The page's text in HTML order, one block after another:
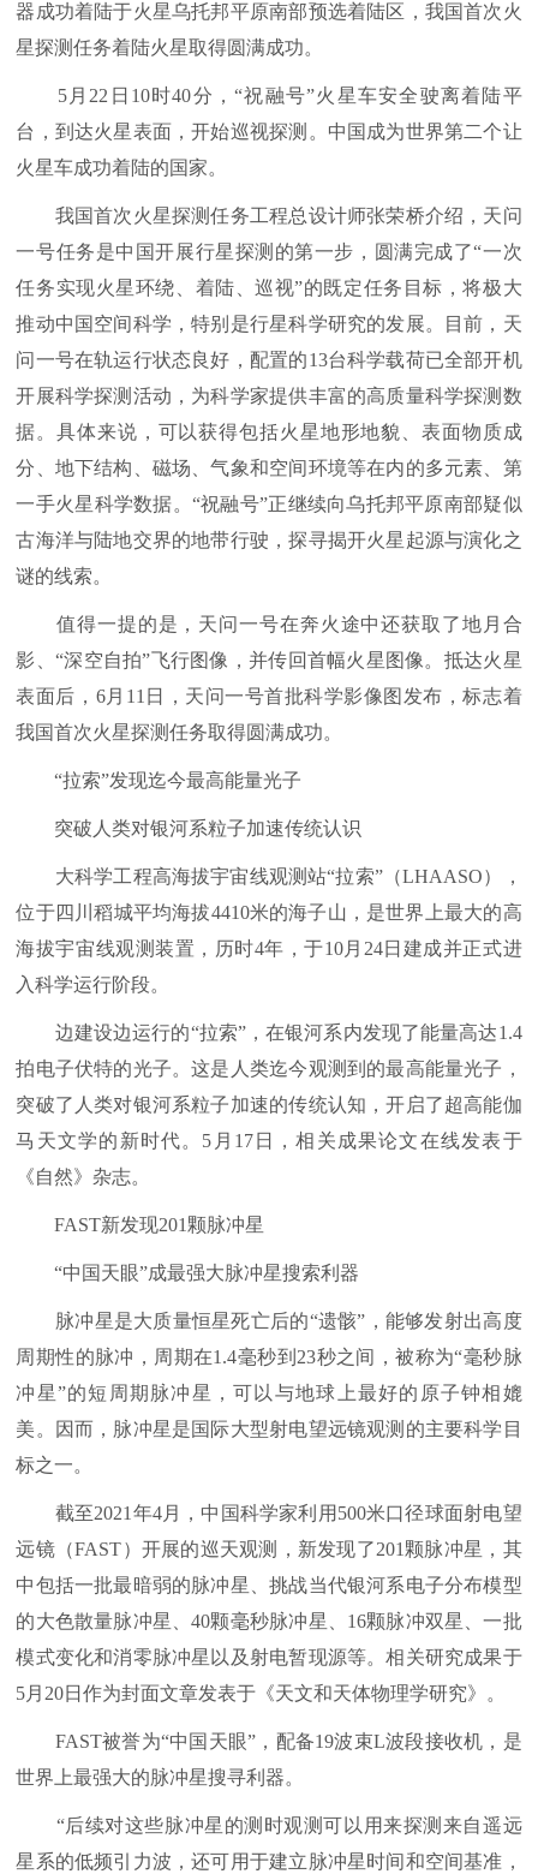
器成功着陆于火星乌托邦平原南部预选着陆区，我国首次火
星探测任务着陆火星取得圆满成功。
5月22日10时40分，“祝融号”火星车安全驶离着陆平
台，到达火星表面，开始巡视探测。中国成为世界第二个让
火星车成功着陆的国家。
我国首次火星探测任务工程总设计师张荣桥介绍，天问
一号任务是中国开展行星探测的第一步，圆满完成了“一次
任务实现火星环绕、着陆、巡视”的既定任务目标，将极大
推动中国空间科学，特别是行星科学研究的发展。目前，天
问一号在轨运行状态良好，配置的13台科学载荷已全部开机
开展科学探测活动，为科学家提供丰富的高质量科学探测数
据。具体来说，可以获得包括火星地形地貌、表面物质成
分、地下结构、磁场、气象和空间环境等在内的多元素、第
一手火星科学数据。“祝融号”正继续向乌托邦平原南部疑似
古海洋与陆地交界的地带行驶，探寻揭开火星起源与演化之
谜的线索。
值得一提的是，天问一号在奔火途中还获取了地月合
影、“深空自拍”飞行图像，并传回首幅火星图像。抵达火星
表面后，6月11日，天问一号首批科学影像图发布，标志着
我国首次火星探测任务取得圆满成功。
“拉索”发现迄今最高能量光子
突破人类对银河系粒子加速传统认识
大科学工程高海拔宇宙线观测站“拉索”（LHAASO），
位于四川稻城平均海拔4410米的海子山，是世界上最大的高
海拔宇宙线观测装置，历时4年，于10月24日建成并正式进
入科学运行阶段。
边建设边运行的“拉索”，在银河系内发现了能量高达1.4
拍电子伏特的光子。这是人类迄今观测到的最高能量光子，
突破了人类对银河系粒子加速的传统认知，开启了超高能伽
马天文学的新时代。5月17日，相关成果论文在线发表于
《自然》杂志。
FAST新发现201颗脉冲星
“中国天眼”成最强大脉冲星搜索利器
脉冲星是大质量恒星死亡后的“遗骸”，能够发射出高度
周期性的脉冲，周期在1.4毫秒到23秒之间，被称为“毫秒脉
冲星”的短周期脉冲星，可以与地球上最好的原子钟相媲
美。因而，脉冲星是国际大型射电望远镜观测的主要科学目
标之一。
截至2021年4月，中国科学家利用500米口径球面射电望
远镜（FAST）开展的巡天观测，新发现了201颗脉冲星，其
中包括一批最暗弱的脉冲星、挑战当代银河系电子分布模型
的大色散量脉冲星、40颗毫秒脉冲星、16颗脉冲双星、一批
模式变化和消零脉冲星以及射电暂现源等。相关研究成果于
5月20日作为封面文章发表于《天文和天体物理学研究》。
FAST被誉为“中国天眼”，配备19波束L波段接收机，是
世界上最强大的脉冲星搜寻利器。
“后续对这些脉冲星的测时观测可以用来探测来自遥远
星系的低频引力波，还可用于建立脉冲星时间和空间基准，